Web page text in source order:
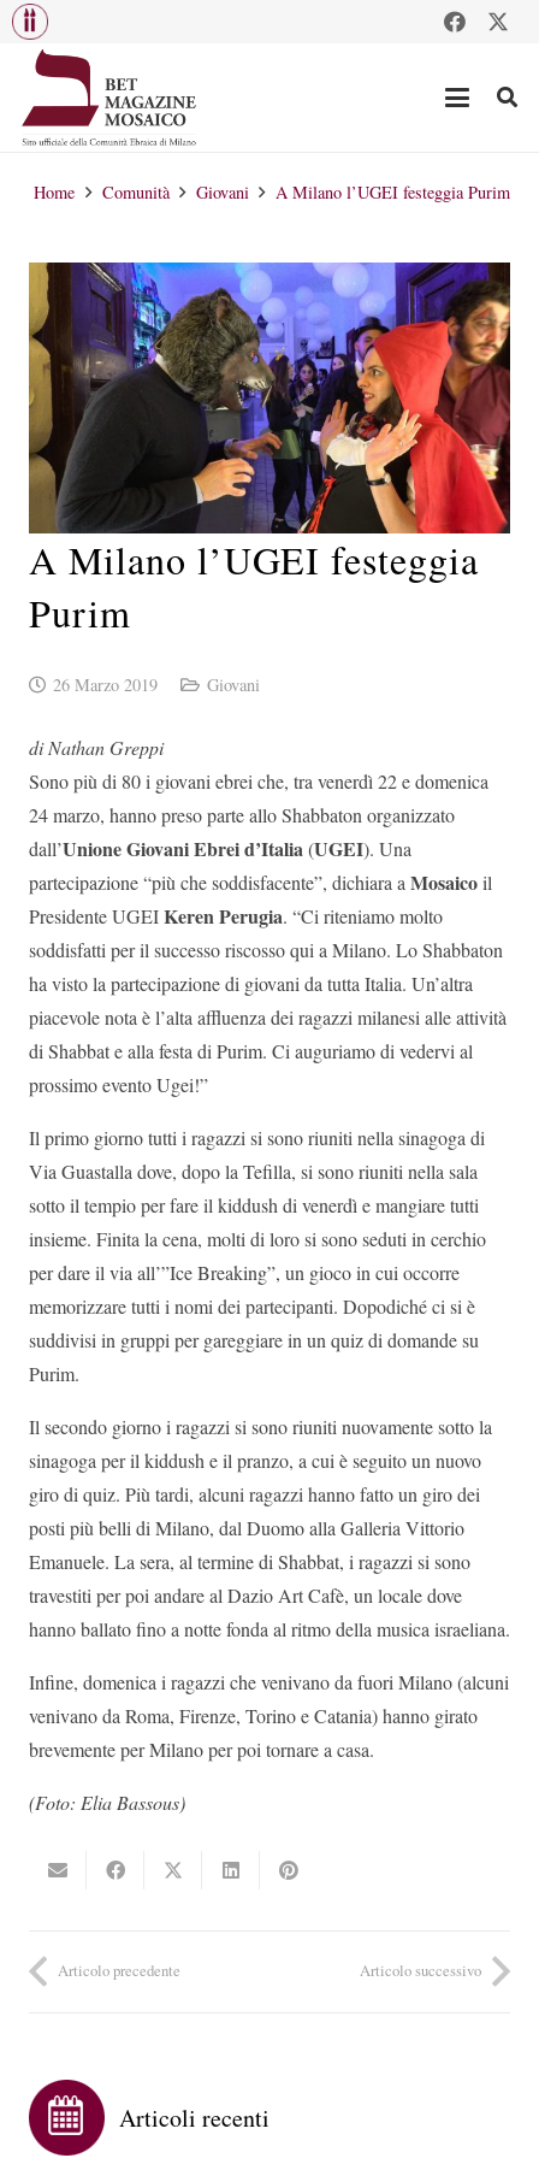
Home Comunità Giovani A Milano l’UGEI festeggia Purim
A Milano l’UGEI festeggia
Purim
26 Marzo 2019 Giovani
di Nathan Greppi
Sono più di 80 i giovani ebrei che, tra venerdì 22 e domenica
24 marzo, hanno preso parte allo Shabbaton organizzato
dall’Unione Giovani Ebrei d’Italia(UGEI). Una
partecipazione “più che soddisfacente”, dichiara aMosaicoil
Presidente UGEIKeren Perugia. “Ci riteniamo molto
soddisfatti per il successo riscosso qui a Milano. Lo Shabbaton
ha visto la partecipazione di giovani da tutta Italia. Un’altra
piacevole nota è l’alta affluenza dei ragazzi milanesi alle attività
di Shabbat e alla festa di Purim. Ci auguriamo di vedervi al
prossimo evento Ugei!”
Il primo giorno tutti i ragazzi si sono riuniti nella sinagoga di
Via Guastalla dove, dopo la Tefilla, si sono riuniti nella sala
sotto il tempio per fare il kiddush di venerdì e mangiare tutti
insieme. Finita la cena, molti di loro si sono seduti in cerchio
per dare il via all’”Ice Breaking”, un gioco in cui occorre
memorizzare tutti i nomi dei partecipanti. Dopodiché ci si è
suddivisi in gruppi per gareggiare in un quiz di domande su
Purim.
Il secondo giorno i ragazzi si sono riuniti nuovamente sotto la
sinagoga per il kiddush e il pranzo, a cui è seguito un nuovo
giro di quiz. Più tardi, alcuni ragazzi hanno fatto un giro dei
posti più belli di Milano, dal Duomo alla Galleria Vittorio
Emanuele. La sera, al termine di Shabbat, i ragazzi si sono
travestiti per poi andare al Dazio Art Cafè, un locale dove
hanno ballato fino a notte fonda al ritmo della musica israeliana.
Infine, domenica i ragazzi che venivano da fuori Milano (alcuni
venivano da Roma, Firenze, Torino e Catania) hanno girato
brevemente per Milano per poi tornare a casa.
(Foto: Elia Bassous)
Articolo precedente Articolo successivo
Articoli recenti